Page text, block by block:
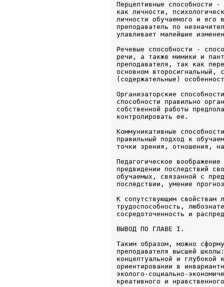
Перцептивные способности
как личности,
личности обучаемого и его
преподаватель по
улавливает малейшие
Речевые способности -
речи, а также мимики и
преподавателя, так как
основном второсигнальный,
(содержательные)
Организаторские
способности правильно
собственной работы
контролировать ее.
Коммуникативные
правильный подход к
точки зрения, отношения,
Педагогическое
предвидении последствий
обучаемых, связанной с
последствии, умение
К сопутствующим свойствам
трудоспособность,
ВЫВОД ПО ГЛАВЕ I.
Таким образом, можно
преподавателя высшей
концептуальной и глубокой
ориентировании в
эколого-социально-
креативного и